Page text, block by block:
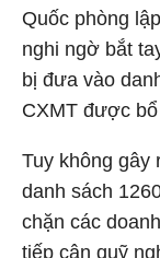
Quốc phòng
nghi ngờ bắt
bị đưa vào
CXMT được
Tuy không gây
danh sách
chặn các
tiếp cận quỹ